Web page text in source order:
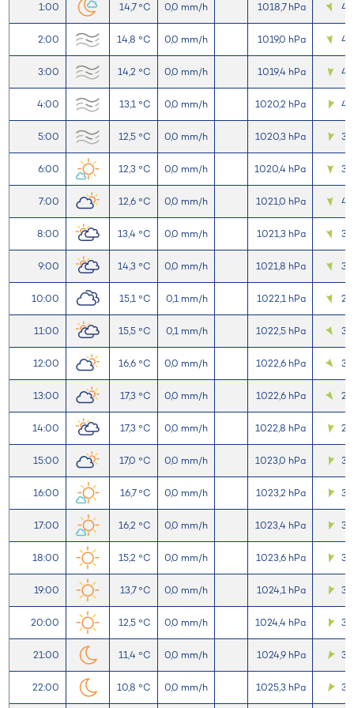
1:00 14,7 °C 0,0 mm/h 1018,7 hPa
2:00 14,8 °C 0,0 mm/h 1019,0 hPa
3:00 14,2 °C 0,0 mm/h 1019,4 hPa
4:00 13,1 °C 0,0 mm/h 1020,2 hPa 4,1
5:00 12,5 °C 0,0 mm/h 1020,3 hPa
6:00 12,3 °C 0,0 mm/h 1020,4 hPa 3,6
7:00 12,6 °C 0,0 mm/h 1021,0 hPa
8:00 13,4 °C 0,0 mm/h 1021,3 hPa 3,7
9:00 14,3 °C 0,0 mm/h 1021,8 hPa 3,6
10:00 15,1 °C 0,1 mm/h 1022,1 hPa 2,9
11:00 15,5 °C 0,1 mm/h 1022,5 hPa
12:00 16,6 °C 0,0 mm/h 1022,6 hPa
13:00 17,3 °C 0,0 mm/h 1022,6 hPa 2,7
14:00 17,3 °C 0,0 mm/h 1022,8 hPa
15:00 17,0 °C 0,0 mm/h 1023,0 hPa 3,2
16:00 16,7 °C 0,0 mm/h 1023,2 hPa 3,3
17:00 16,2 °C 0,0 mm/h 1023,4 hPa
18:00 15,2 °C 0,0 mm/h 1023,6 hPa 3,5
19:00 13,7 °C 0,0 mm/h 1024,1 hPa 3,7
20:00 12,5 °C 0,0 mm/h 1024,4 hPa 3,7
21:00 11,4 °C 0,0 mm/h 1024,9 hPa 3,6
22:00 10,8 °C 0,0 mm/h 1025,3 hPa